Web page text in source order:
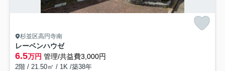
杉並区高円寺南
レーベンハウゼ
6.5万円 管理/共益費3,000円
2階 / 21.50㎡ / 1K /築38年